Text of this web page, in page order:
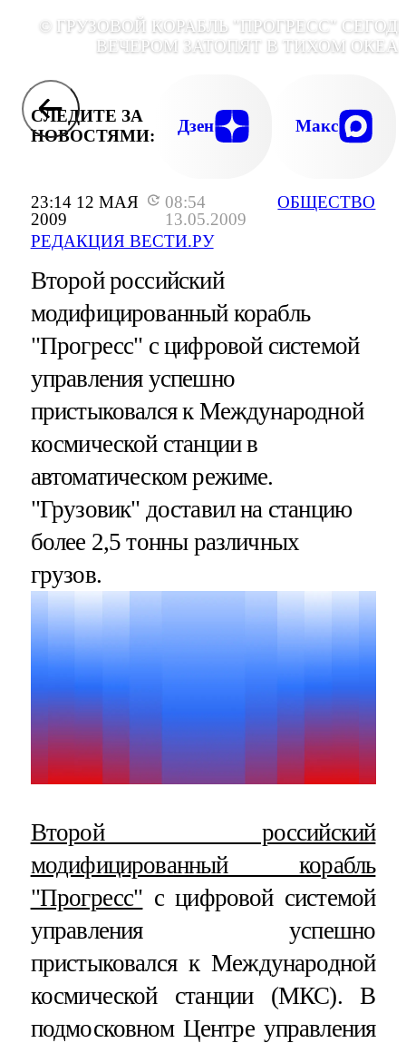
23:14 12 МАЯ
2009
08:54
13.05.2009
РЕДАКЦИЯ ВЕСТИ.РУ
ОБЩЕСТВО
© ГРУЗОВОЙ КОРАБЛЬ "ПРОГРЕСС"
ВЕЧЕРОМ ЗАТОПЯТ В ТИХОМ
СЛЕДИТЕ ЗА
НОВОСТЯМИ:
Дзен Макс
Второй российский
модифицированный корабль
"Прогресс" с цифровой системой
управления успешно
пристыковался к Международной
космической станции в
автоматическом режиме.
"Грузовик" доставил на станцию
более 2,5 тонны различных
грузов.
Второй российский
модифицированный корабль
"Прогресс" с цифровой системой
управления успешно
пристыковался к Международной
космической станции (МКС). В
подмосковном Центре управления